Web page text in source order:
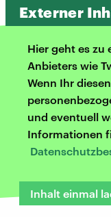
Externer
Hier geht es zu
Anbieters wie
Wenn Ihr
und eventuell
Informationen
Inhalt einmal